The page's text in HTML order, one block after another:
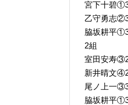
宮下十碧
乙守勇志
脇坂耕平
2組
室田安寿
新井晴文
尾ノ上一
脇坂耕平